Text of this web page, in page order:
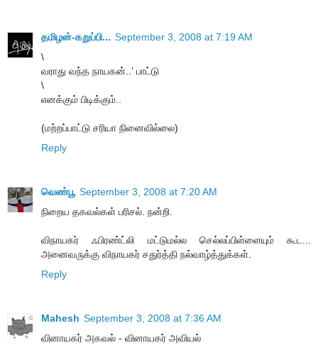
தமிழன்-கறுப்பி... September 3, 2008 at 7:19 AM
\
வராது வந்த நாயகன்..’ பாட்டு
\
எனக்கும் பிடிக்கும்..
(மற்றப்பாட்டு சரியா நினைவில்லை)
Reply
வெண்பூ September 3, 2008 at 7:20 AM
நிறைய தகவல்கள் பரிசல். நன்றி.
விநாயகர் ஃபிரண்ட்லி மட்டுமல்ல செல்லப்பிள்ளையும் கூட...
அனைவருக்கு விநாயகர் சதுர்த்தி நல்வாழ்த்துக்கள்.
Reply
Mahesh September 3, 2008 at 7:36 AM
வினாயகர் அகவல் - வினாயகர் அவியல்